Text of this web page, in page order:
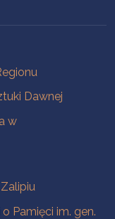
Dawnej
w
Pamięci im. gen.